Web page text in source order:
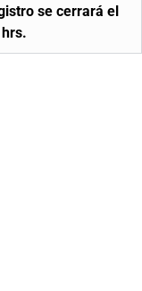
se cerrará el